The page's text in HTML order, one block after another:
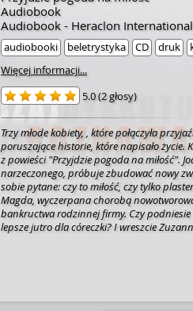
Audiobook
Audiobook - Heraclon International
audiobooki beletrystyka CD druk
Więcej informacji...
5.0(2 głosy)
Trzy młode kobiety, , które połączyła
poruszające historie, które napisało życie. Kontynuacja losów bohaterek
z powieści "Przyjdzie pogoda na miłość". Joanna, porzucona przez
narzeczonego, próbuje zbudować nowy
sobie pytane: czy to miłość, czy tylko
Magda, wyczerpana chorobą
bankructwa rodzinnej firmy. Czy podniesie
lepsze jutro dla córeczki? I wreszcie
i odrzucenie najbliższych. Czy